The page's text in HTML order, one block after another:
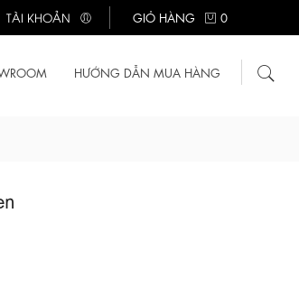
TÀI KHOẢN GIỎ HÀNG 0
HƯỚNG DẪN MUA HÀNG